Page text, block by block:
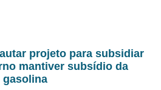
projeto para subsidiar
mantiver subsídio da
gasolina